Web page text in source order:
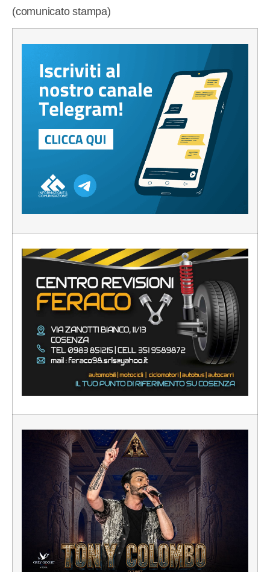
(comunicato stampa)